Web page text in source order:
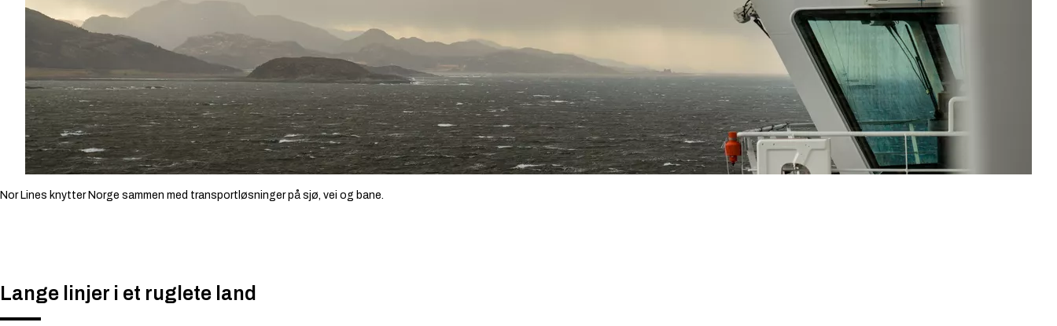
Nor Lines knytter Norge sammen med transportløsninger på sjø, vei og bane.
Lange linjer i et ruglete land